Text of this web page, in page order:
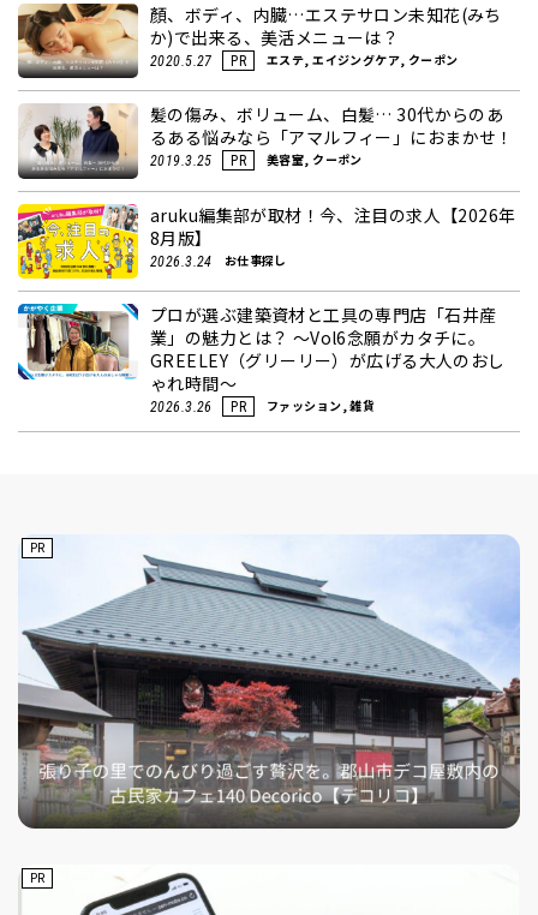
顏、ボディ、内臓…エステサロン未知花(みち
か)で出来る、美活メニューは？
2020.5.27 PR エステ, エイジングケア, クーポン
髪の傷み、ボリューム、白髪… 30代からのあ
るある悩みなら「アマルフィー」におまかせ！
2019.3.25 PR 美容室, クーポン
aruku編集部が取材！今、注目の求人【2026年
8月版】
2026.3.24 お仕事探し
プロが選ぶ建築資材と工具の専門店「石井産
業」の魅力とは？ ～Vol6念願がカタチに。
GREELEY（グリーリー）が広げる大人のおし
ゃれ時間～
2026.3.26 PR ファッション, 雑貨
PR
PR